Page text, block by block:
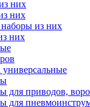
них
них
из них
них
для приводов,
для